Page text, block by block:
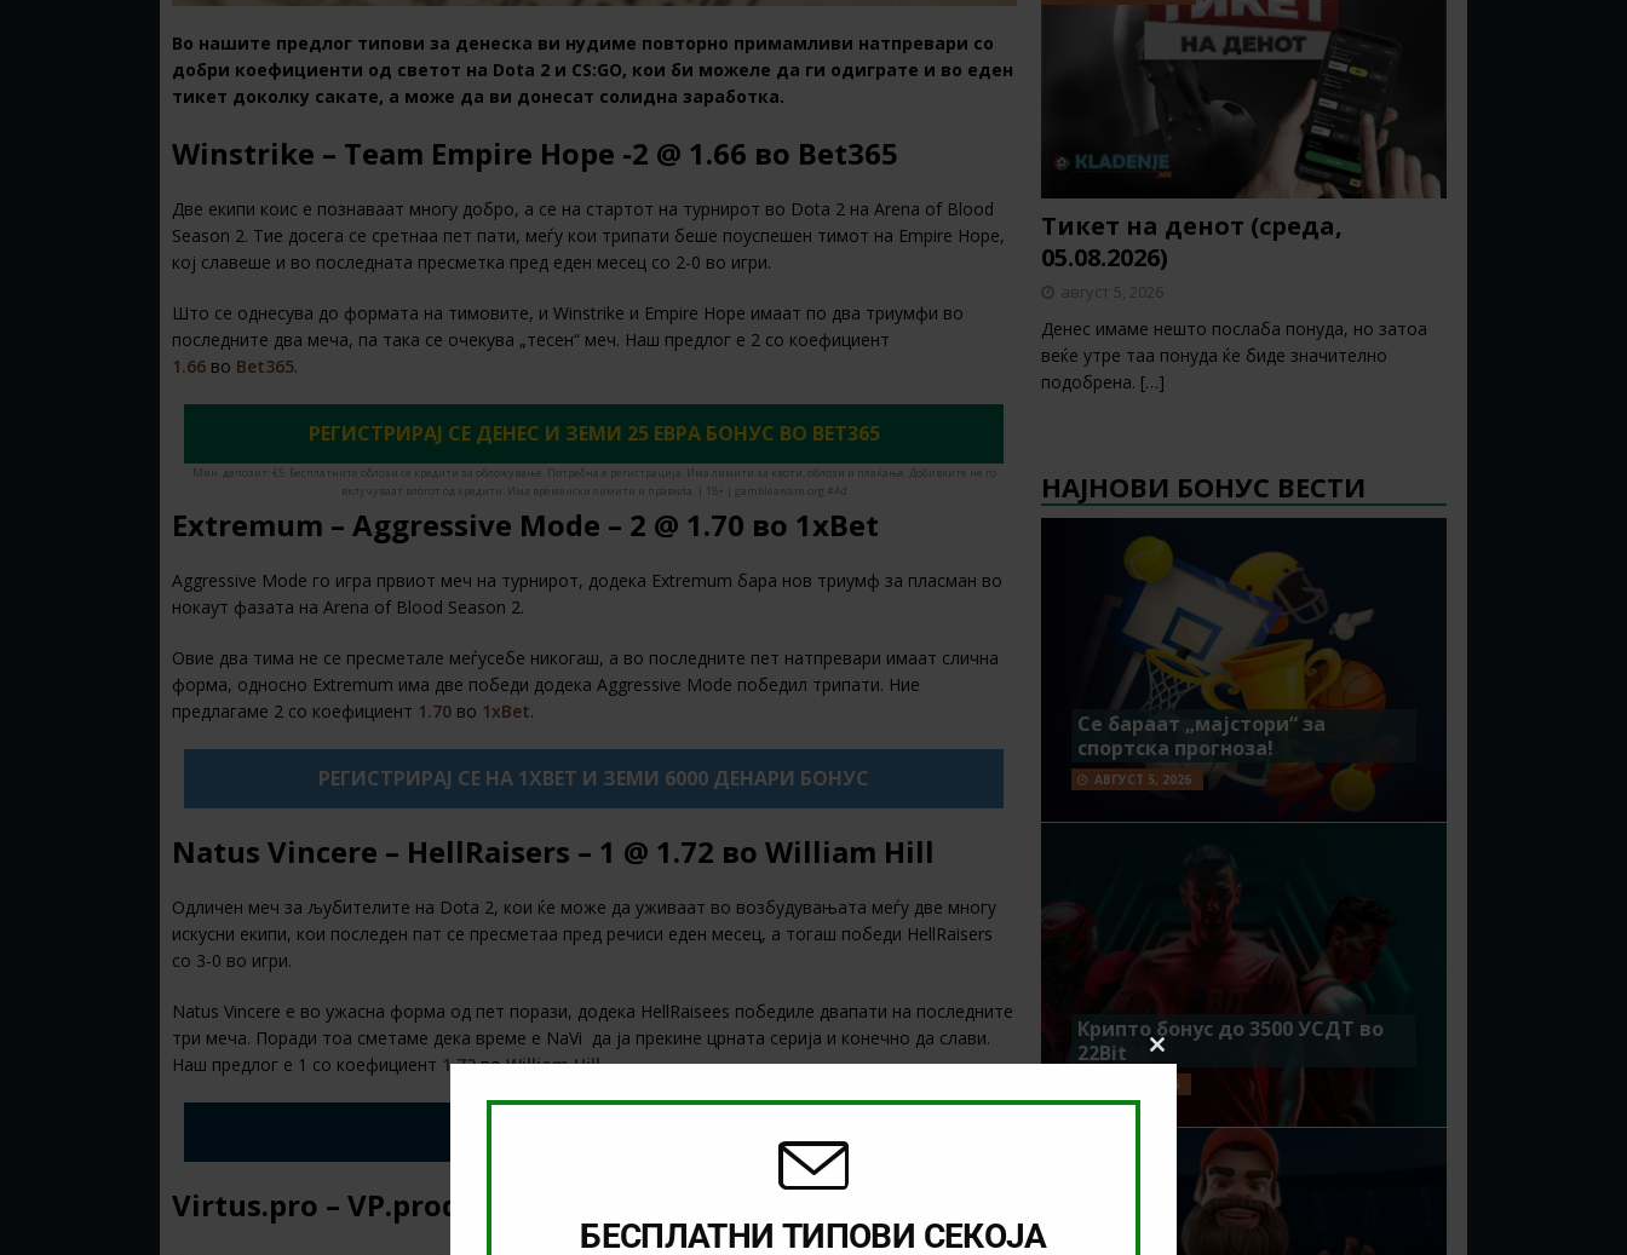
Во нашите предлог типови за денеска ви нудиме повторно примамливи натпревари со
добри коефициенти од светот на Dota 2 и CS:GO, кои би можеле да ги одиграте и во еден
тикет доколку сакате, а може да ви донесат солидна заработка.
Winstrike – Team Empire Hope -2 @ 1.66 во Bet365
Две екипи коис е познаваат многу добро, а се на стартот на турнирот во Dota 2 на Arena of Blood
Season 2. Тие досега се сретнаа пет пати, меѓу кои трипати беше поуспешен тимот на Empire Hope,
кој славеше и во последната пресметка пред еден месец со 2-0 во игри.
Што се однесува до формата на тимовите, и Winstrike и Empire Hope имаат по два триумфи во
последните два меча, па така се очекува „тесен“ меч. Наш предлог е 2 со коефициент
1.66 во Bet365.
РЕГИСТРИРАЈ СЕ ДЕНЕС И ЗЕМИ 25 ЕВРА БОНУС ВО BET365
Мин. депозит: €5. Бесплатните облози се кредити за обложување. Потребна е регистрација. Има лимити за квоти, облози и плаќање. Добивките не го
вклучуваат влогот од кредити. Има временски лимити и правила. | 18+ | gambleaware.org #Ad
Extremum – Aggressive Mode – 2 @ 1.70 во 1xBet
Aggressive Mode го игра првиот меч на турнирот, додека Extremum бара нов триумф за пласман во
нокаут фазата на Arena of Blood Season 2.
Овие два тима не се пресметале меѓусебе никогаш, а во последните пет натпревари имаат слична
форма, односно Extremum има две победи додека Aggressive Mode победил трипати. Ние
предлагаме 2 со коефициент 1.70 во 1xBet.
РЕГИСТРИРАЈ СЕ НА 1XBET И ЗЕМИ 6000 ДЕНАРИ БОНУС
Natus Vincere – HellRaisers – 1 @ 1.72 во William Hill
Одличен меч за љубителите на Dota 2, кои ќе може да уживаат во возбудувањата меѓу две многу
искусни екипи, кои последен пат се пресметаа пред речиси еден месец, а тогаш победи HellRaisers
со 3-0 во игри.
Natus Vincere е во ужасна форма од пет порази, додека HellRaisees победиле двапати на последните
три меча. Поради тоа сметаме дека време е NaVi да ја прекине црната серија и конечно да слави.
Наш предлог е 1 со коефициент 1.72воWilliam Hill.
Virtus.pro – VP.prodigy – 1 @
Тикет на денот (среда,
05.08.2026)
август 5, 2026
Денес имаме нешто послаба понуда, но затоа
веќе утре таа понуда ќе биде значително
подобрена. […]
НАЈНОВИ БОНУС ВЕСТИ
Се бараат „мајстори“ за
спортска прогноза!
АВГУСТ 5, 2026
Крипто бонус до 3500 УСДТ во
22Bit
ЈУЛИ 29, 2026
Close
this
module
БЕСПЛАТНИ ТИПОВИ СЕКОЈА